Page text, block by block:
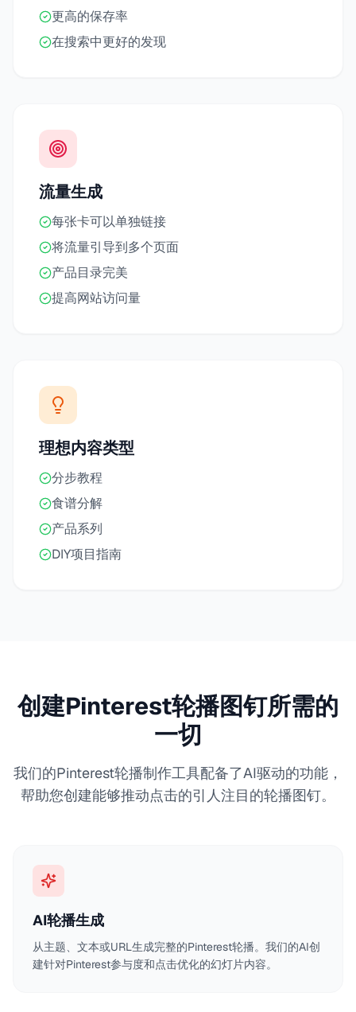
更高的保存率
在搜索中更好的发现
流量生成
每张卡可以单独链接
将流量引导到多个页面
产品目录完美
提高网站访问量
理想内容类型
分步教程
食谱分解
产品系列
DIY项目指南
创建Pinterest轮播图钉所需的
一切
我们的Pinterest轮播制作工具配备了AI驱动的功能，
帮助您创建能够推动点击的引人注目的轮播图钉。
AI轮播生成
从主题、文本或URL生成完整的Pinterest轮播。我们的AI创
建针对Pinterest参与度和点击优化的幻灯片内容。